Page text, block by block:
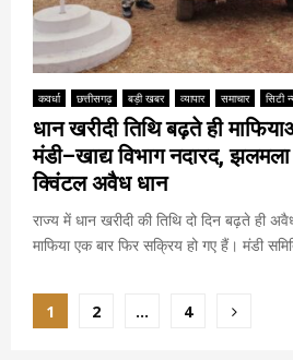
कवर्धा छत्तीसगढ़ बड़ी खबर व्यापार समाचार सिटी
धान खरीदी तिथि बढ़ते ही
मंडी–खाद्य विभाग नदारद,
क्विंटल अवैध धान
राज्य में धान खरीदी की तिथि दो दिन बढ़ते ही
माफिया एक बार फिर सक्रिय हो गए हैं। मंडी
Posts
1 2 … 4